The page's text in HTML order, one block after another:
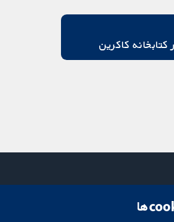
کاکرین
میدان کاوندیش